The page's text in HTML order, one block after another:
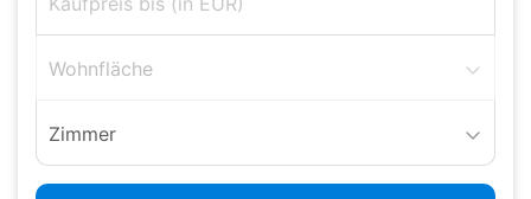
Wohnfläche
Zimmer